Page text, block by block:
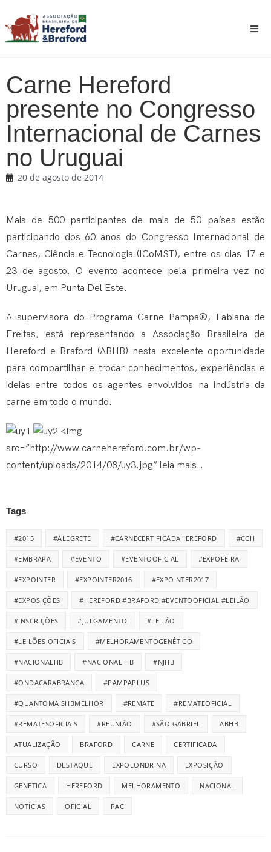
Carne Hereford
presente no Congresso
Internacional de Carnes
no Uruguai
20 de agosto de 2014
Mais de 500 participantes de mais de 50 países estão
participando dos 60 anos do Congresso Internacional de
Carnes, Ciência e Tecnologia (ICoMST), entre os dias 17 e
23 de agosto. O evento acontece pela primeira vez no
Uruguai, em Punta Del Este.
A supervisora do Programa Carne Pampa®, Fabiana de
Freitas, está representando a Associação Brasileira de
Hereford e Braford (ABHB) nesta excelente oportunidade
para compartilhar e trocar conhecimentos, experiências e
ideias entre todos os agentes envolvidos na indústria da
carne em todo o mundo.
<img
src=”http://www.carnehereford.com.br/wp-
content/uploads/2014/08/uy3.jpg” leia mais…
Tags
#2015 #ALEGRETE #CARNECERTIFICADAHEREFORD #CCH
#EMBRAPA #EVENTO #EVENTOOFICIAL #EXPOFEIRA
#EXPOINTER #EXPOINTER2016 #EXPOINTER2017
#EXPOSIÇÕES #HEREFORD #BRAFORD #EVENTOOFICIAL #LEILÃO
#INSCRIÇÕES #JULGAMENTO #LEILÃO
#LEILÕES OFICIAIS #MELHORAMENTOGENÉTICO
#NACIONALHB #NACIONAL HB #NJHB
#ONDACARABRANCA #PAMPAPLUS
#QUANTOMAISHBMELHOR #REMATE #REMATEOFICIAL
#REMATESOFICIAIS #REUNIÃO #SÃO GABRIEL ABHB
ATUALIZAÇÃO BRAFORD CARNE CERTIFICADA
CURSO DESTAQUE EXPOLONDRINA EXPOSIÇÃO
GENETICA HEREFORD MELHORAMENTO NACIONAL
NOTÍCIAS OFICIAL PAC